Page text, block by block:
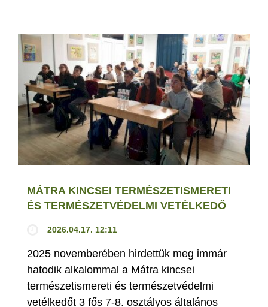
MÁTRA KINCSEI TERMÉSZETISMERETI
ÉS TERMÉSZETVÉDELMI VETÉLKEDŐ
2026.04.17. 12:11
2025 novemberében hirdettük meg immár
hatodik alkalommal a Mátra kincsei
természetismereti és természetvédelmi
vetélkedőt 3 fős 7-8. osztályos általános